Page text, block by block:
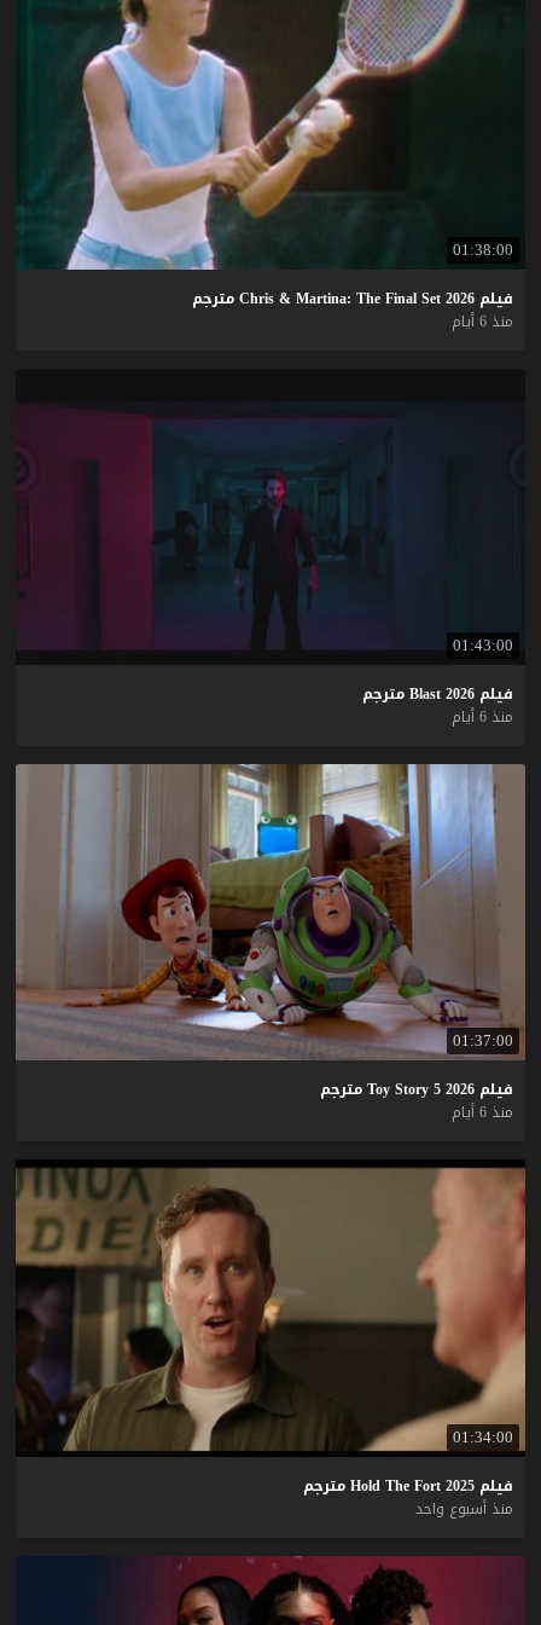
01:38:00
فيلم Chris & Martina: The Final Set 2026
مترجم
منذ 6 أيام
01:43:00
فيلم Blast 2026
مترجم
منذ 6 أيام
01:37:00
فيلم Toy Story 5 2026
مترجم
منذ 6 أيام
01:34:00
فيلم Hold The Fort 2025
مترجم
منذ أسبوع واحد